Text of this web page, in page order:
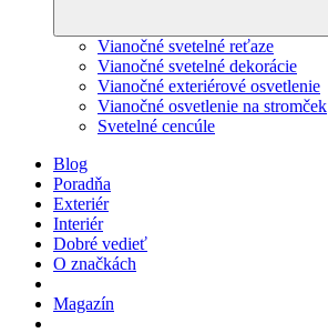
Vianočné svetelné reťaze
Vianočné svetelné dekorácie
Vianočné exteriérové osvetlenie
Vianočné osvetlenie na stromček
Svetelné cencúle
Blog
Poradňa
Exteriér
Interiér
Dobré vedieť
O značkách
Magazín